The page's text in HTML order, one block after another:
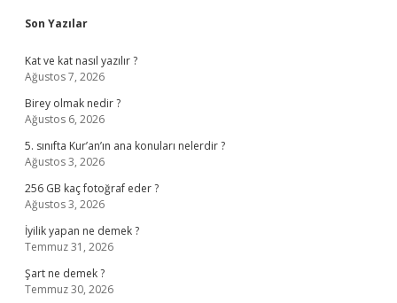
Sidebar
Son Yazılar
Kat ve kat nasıl yazılır ?
Ağustos 7, 2026
Birey olmak nedir ?
Ağustos 6, 2026
5. sınıfta Kur’an’ın ana konuları nelerdir ?
Ağustos 3, 2026
256 GB kaç fotoğraf eder ?
Ağustos 3, 2026
İyilik yapan ne demek ?
Temmuz 31, 2026
Şart ne demek ?
Temmuz 30, 2026